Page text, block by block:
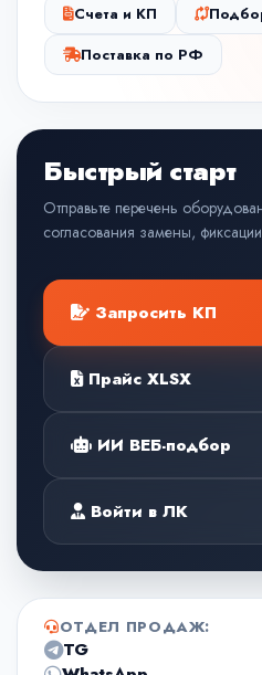
Счета и КП
Поставка по РФ
Быстрый старт
Отправьте перечень
согласования замены,
Запросить КП
Прайс XLSX
ИИ ВЕБ-подбор
Войти в ЛК
ОТДЕЛ ПРОДАЖ:
TG